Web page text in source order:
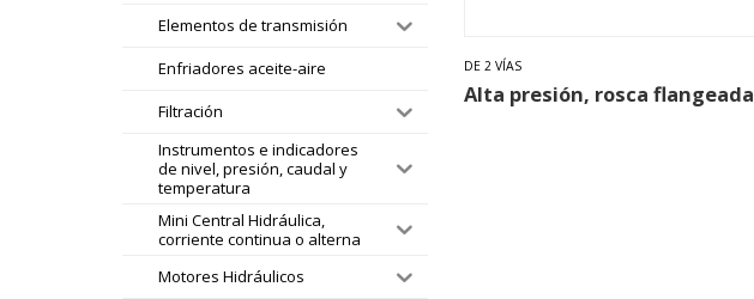
DE 2 VÍAS
Alta presión, rosca flangeada
Elementos de transmisión
Enfriadores aceite-aire
Filtración
Instrumentos e indicadores
de nivel, presión, caudal y
temperatura
Mini Central Hidráulica,
corriente continua o alterna
Motores Hidráulicos